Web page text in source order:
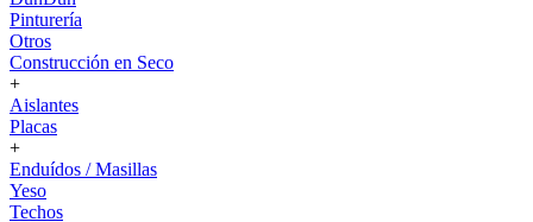
Pinturería
Otros
Construcción en Seco
+
Aislantes
Placas
+
Enduídos / Masillas
Yeso
Techos